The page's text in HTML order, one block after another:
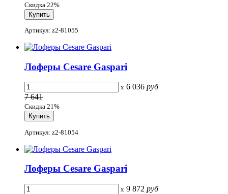
Скидка 22%
Артикул: z2-81055
Лоферы Cesare Gaspari
x 6 036 руб
7 641
Скидка 21%
Артикул: z2-81054
Лоферы Cesare Gaspari
x 9 872 руб